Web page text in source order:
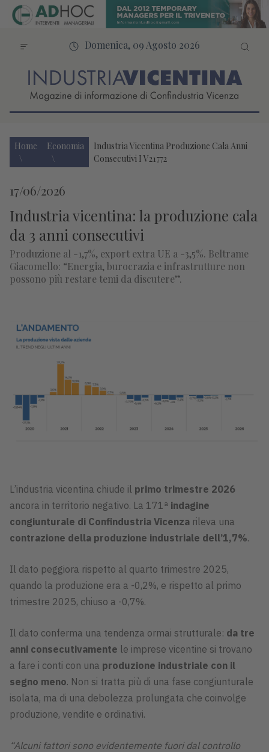
Domenica, 09 Agosto 2026
Home Economia
Industria Vicentina Produzione Cala Anni
Consecutivi I V21772
17/06/2026
Industria vicentina: la produzione cala
da 3 anni consecutivi
Produzione al -1,7%, export extra UE a -3,5%. Beltrame
Giacomello: “Energia, burocrazia e infrastrutture non
possono più restare temi da discutere”.
L’industria vicentina chiude il primo trimestre 2026
ancora in territorio negativo. La 171ª indagine
congiunturale di Confindustria Vicenza rileva una
contrazione della produzione industriale dell’1,7%.
Il dato peggiora rispetto al quarto trimestre 2025,
quando la produzione era a -0,2%, e rispetto al primo
trimestre 2025, chiuso a -0,7%.
Il dato conferma una tendenza ormai strutturale: da tre
anni consecutivamente le imprese vicentine si trovano
a fare i conti con una produzione industriale con il
segno meno. Non si tratta più di una fase congiunturale
isolata, ma di una debolezza prolungata che coinvolge
produzione, vendite e ordinativi.
“Alcuni fattori sono evidentemente fuori dal controllo